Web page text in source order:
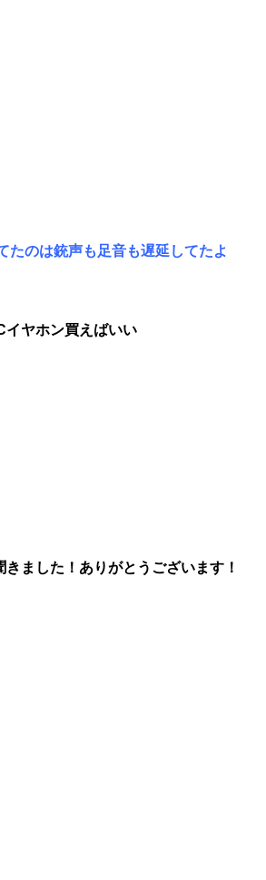
たのは銃声も足音も遅延してたよ
イヤホン買えばいい
ました！ありがとうございます！